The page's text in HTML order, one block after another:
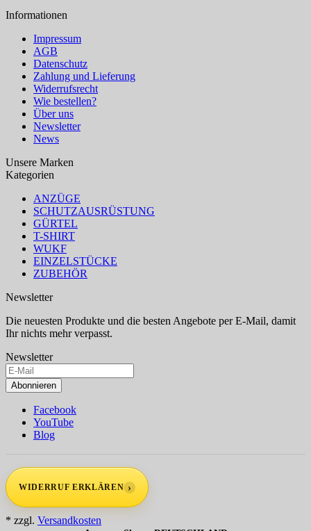
Informationen
Impressum
AGB
Datenschutz
Zahlung und Lieferung
Widerrufsrecht
Wie bestellen?
Über uns
Newsletter
News
Unsere Marken
Kategorien
ANZÜGE
SCHUTZAUSRÜSTUNG
GÜRTEL
T-SHIRT
WUKF
EINZELSTÜCKE
ZUBEHÖR
Newsletter
Die neuesten Produkte und die besten Angebote per E-Mail, damit
Ihr nichts mehr verpasst.
Newsletter
Abonnieren
Facebook
YouTube
Blog
WIDERRUF ERKLÄREN ›
* zzgl. Versandkosten